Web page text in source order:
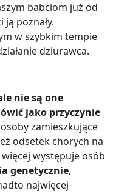
babciom już od
poznały.
w szybkim tempie
dziurawca.
nie są one
jako przyczynie
zamieszkujące
odsetek chorych na
występuje osób
genetycznie,
najwięcej